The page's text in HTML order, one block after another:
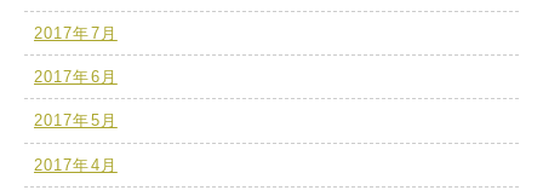
2017年7月
2017年6月
2017年5月
2017年4月